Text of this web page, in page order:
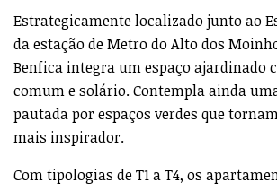
com o nível máximo de eficiência
a classificação A+ e com sistema de
AQUA+.
Estrategicamente localizado junto ao
da estação de Metro do Alto dos
comum e solário. Contempla ainda